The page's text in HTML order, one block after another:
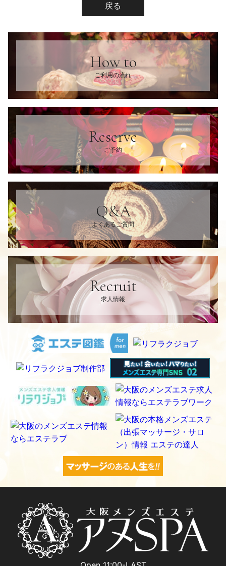
戻る
How to
ご利用の流れ
Reserve
ご予約
Q&A
よくあるご質問
Recruit
求人情報